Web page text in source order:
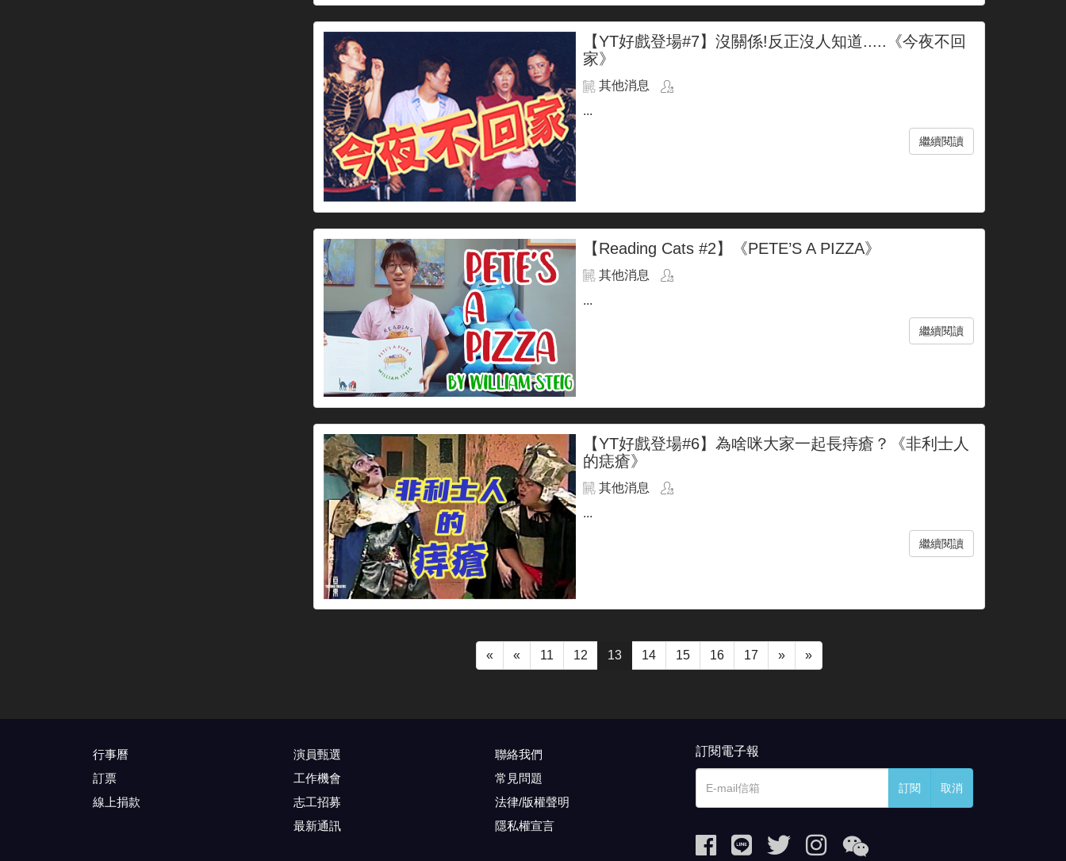
【YT好戲登場#7】沒關係!反正沒人知道.....《今夜不回
家》
其他消息
...
繼續閱讀
【Reading Cats #2】《PETE’S A PIZZA》
其他消息
...
繼續閱讀
【YT好戲登場#6】為啥咪大家一起長痔瘡？《非利士人
的痣瘡》
其他消息
...
繼續閱讀
« « 11 12 13 14 15 16 17 » »
行事曆
訂票
線上捐款
演員甄選
工作機會
志工招募
最新通訊
聯絡我們
常見問題
法律/版權聲明
隱私權宣言
訂閱電子報
訂閱 取消